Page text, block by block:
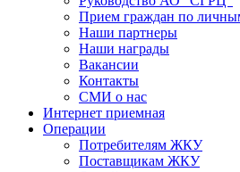
Прием граждан по
Наши партнеры
Наши награды
Вакансии
Контакты
СМИ о нас
Интернет приемная
Операции
Потребителям ЖКУ
Поставщикам ЖКУ